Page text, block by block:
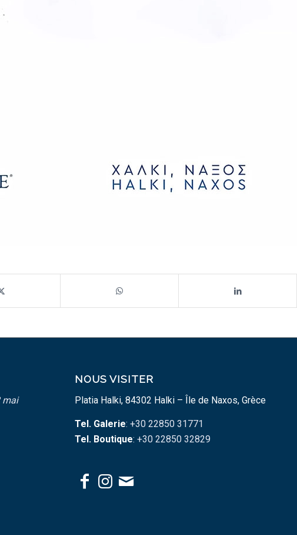
mai
NOUS VISITER
Platia Halki, 84302 Halki – Île de Naxos, Grèce
Tel. Galerie: +30 22850 31771
Tel. Boutique: +30 22850 32829